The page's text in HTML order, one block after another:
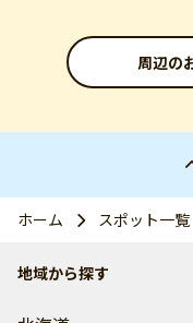
周辺の
ホーム スポット一覧
地域から探す